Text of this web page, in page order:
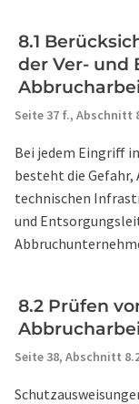
8.1
der Ver- und
Seite 37 f., Abschnitt
Bei jedem Eingriff
besteht die
technischen
und
8.2 Prüfen
Seite 38, Abschnitt